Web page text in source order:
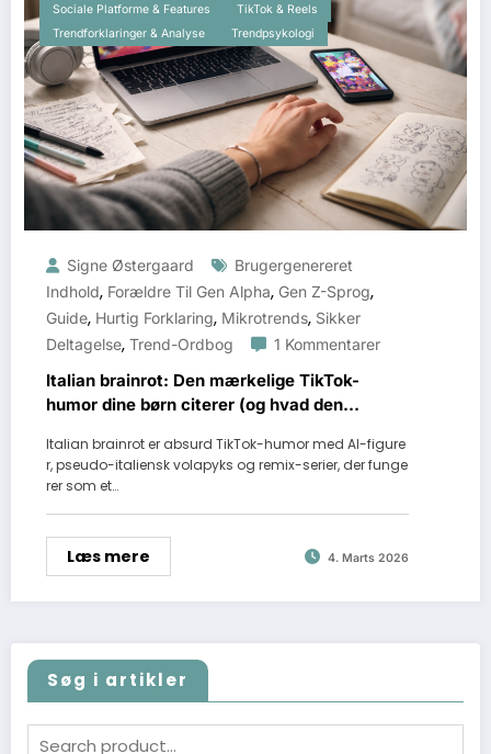
Sociale Platforme & Features
TikTok & Reels
Trendforklaringer & Analyse
Trendpsykologi
Signe Østergaard
Brugergenereret
Indhold, Forældre Til Gen Alpha, Gen Z-Sprog,
Guide, Hurtig Forklaring, Mikrotrends, Sikker
Deltagelse, Trend-Ordbog 1 Kommentarer
Italian brainrot: Den mærkelige TikTok-
humor dine børn citerer (og hvad den
Italian brainrot er absurd TikTok-humor med AI-figure
r, pseudo-italiensk volapyks og remix-serier, der funge
rer som et…
Læs mere 4. Marts 2026
Søg i artikler